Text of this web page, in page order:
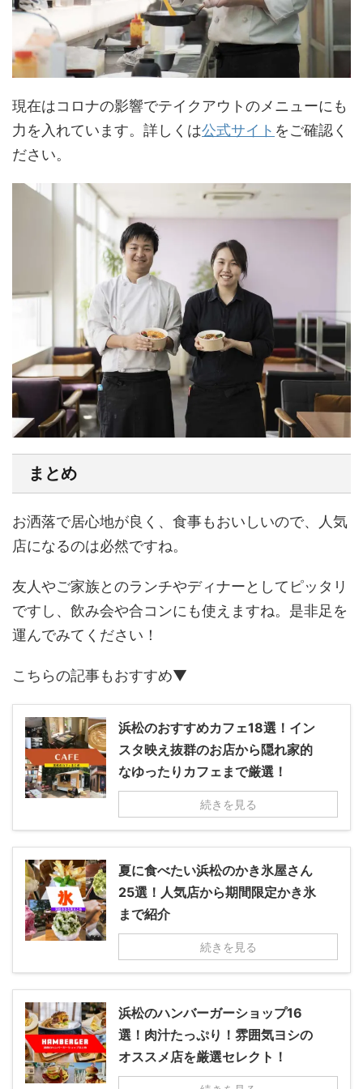
現在はコロナの影響でテイクアウトのメニューにも
力を入れています。詳しくは公式サイト をご確認く
ださい。
まとめ
お洒落で居心地が良く、食事もおいしいので、人気
店になるのは必然ですね。
友人やご家族とのランチやディナーとしてピッタリ
ですし、飲み会や合コンにも使えますね。是非足を
運んでみてください！
こちらの記事もおすすめ▼
浜松のおすすめカフェ18選！イン
スタ映え抜群のお店から隠れ家的
なゆったりカフェまで厳選！
続きを見る
夏に食べたい浜松のかき氷屋さん
25選！人気店から期間限定かき氷
まで紹介
続きを見る
浜松のハンバーガーショップ16
選！肉汁たっぷり！雰囲気ヨシの
オススメ店を厳選セレクト！